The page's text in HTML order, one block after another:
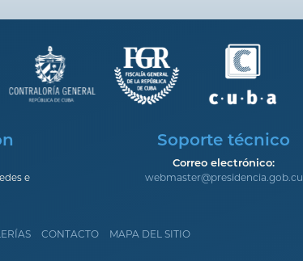
e
Soporte técnico
Correo electrónico:
webmaster@presidencia.gob.cu
CONTACTO MAPA DEL SITIO